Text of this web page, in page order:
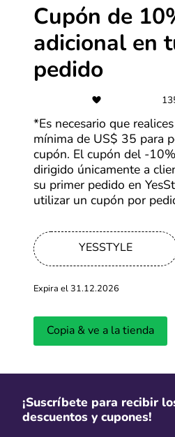
Ofertas de
Más cupones de Temu
-70%
Hasta 70%
productos
Más cupones de AliExpress
-65%
Hasta 65%
S/2
Personaliza
Más cupones de Alibaba
Cupón de
adicional en
pedido
*Es necesario que
mínima de US$ 35 para
cupón. El cupón del -
dirigido únicamente a
su primer pedido en
utilizar un cupón por
YESSTYLE
Expira el 31.12.2026
Copia & ve a la tienda
¡Suscríbete para recibir
descuentos y cupones!